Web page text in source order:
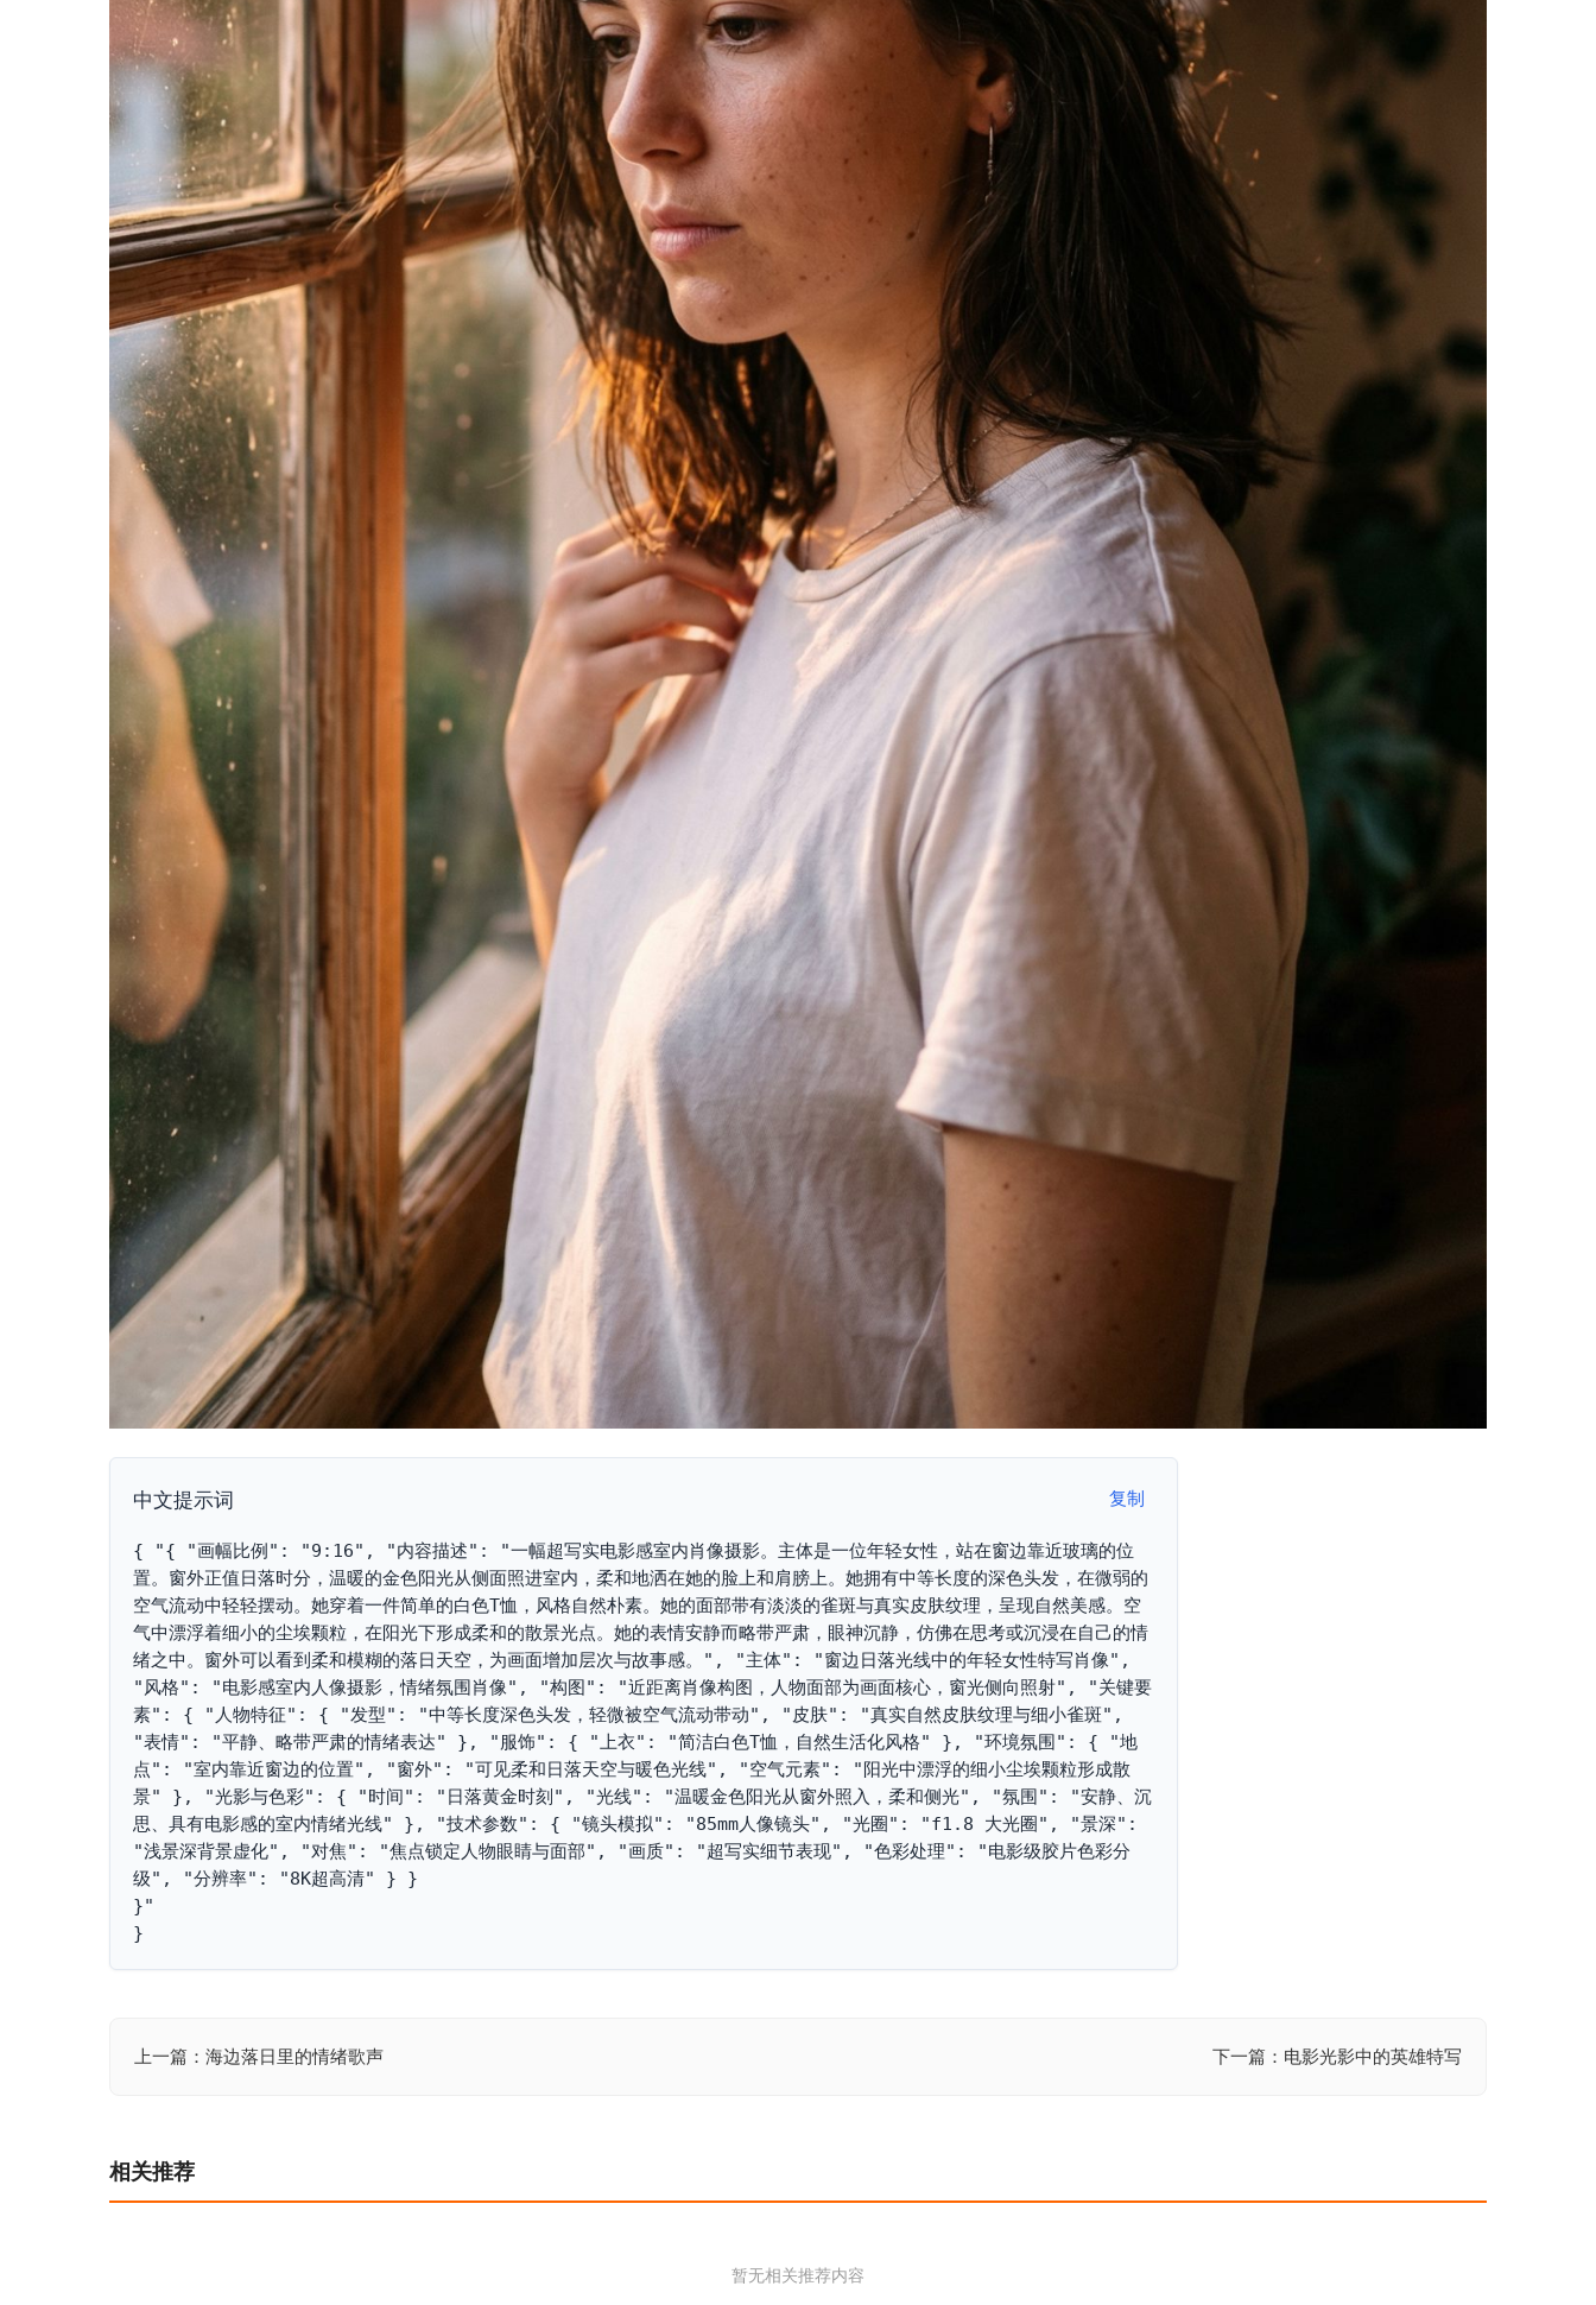
中文提示词 复制
{ "{ "画幅比例": "9:16", "内容描述": "一幅超写实电影感室内肖像摄影。主体是一位年轻女性，站在窗边靠近玻璃的位
置。窗外正值日落时分，温暖的金色阳光从侧面照进室内，柔和地洒在她的脸上和肩膀上。她拥有中等长度的深色头发，在微弱的
空气流动中轻轻摆动。她穿着一件简单的白色T恤，风格自然朴素。她的面部带有淡淡的雀斑与真实皮肤纹理，呈现自然美感。空
气中漂浮着细小的尘埃颗粒，在阳光下形成柔和的散景光点。她的表情安静而略带严肃，眼神沉静，仿佛在思考或沉浸在自己的情
绪之中。窗外可以看到柔和模糊的落日天空，为画面增加层次与故事感。", "主体": "窗边日落光线中的年轻女性特写肖像",
"风格": "电影感室内人像摄影，情绪氛围肖像", "构图": "近距离肖像构图，人物面部为画面核心，窗光侧向照射", "关键要
素": { "人物特征": { "发型": "中等长度深色头发，轻微被空气流动带动", "皮肤": "真实自然皮肤纹理与细小雀斑",
"表情": "平静、略带严肃的情绪表达" }, "服饰": { "上衣": "简洁白色T恤，自然生活化风格" }, "环境氛围": { "地
点": "室内靠近窗边的位置", "窗外": "可见柔和日落天空与暖色光线", "空气元素": "阳光中漂浮的细小尘埃颗粒形成散
景" }, "光影与色彩": { "时间": "日落黄金时刻", "光线": "温暖金色阳光从窗外照入，柔和侧光", "氛围": "安静、沉
思、具有电影感的室内情绪光线" }, "技术参数": { "镜头模拟": "85mm人像镜头", "光圈": "f1.8 大光圈", "景深":
"浅景深背景虚化", "对焦": "焦点锁定人物眼睛与面部", "画质": "超写实细节表现", "色彩处理": "电影级胶片色彩分
级", "分辨率": "8K超高清" } }
}"
}
文
航
上一篇：海边落日里的情绪歌声 下一篇：电影光影中的英雄特写
相关推荐
暂无相关推荐内容